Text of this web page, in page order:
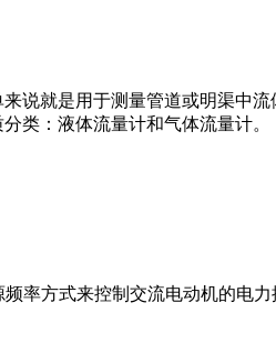
说就是用于测量管道或明渠中
类：液体流量计和气体流量计。
率方式来控制交流电动机的电